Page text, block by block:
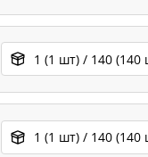
1 (1 шт) / 140 (140
1 (1 шт) / 140 (140